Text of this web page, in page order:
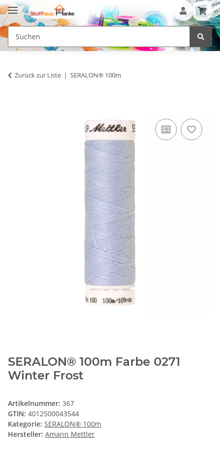
Zurück zur Liste SERALON® 100m
SERALON® 100m Farbe 0271
Winter Frost
Artikelnummer: 367
GTIN: 4012500043544
Kategorie: SERALON® 100m
Hersteller: Amann Mettler